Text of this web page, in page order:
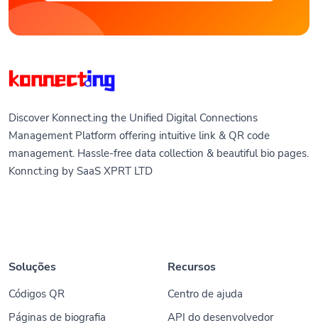
Discover Konnect.ing the Unified Digital Connections
Management Platform offering intuitive link & QR code
management. Hassle-free data collection & beautiful bio pages.
Konnct.ing by SaaS XPRT LTD
Soluções
Códigos QR
Páginas de biografia
Recursos
Centro de ajuda
API do desenvolvedor